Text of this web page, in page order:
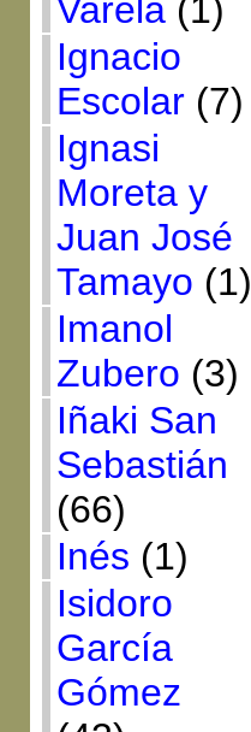
Varela(1)
Ignacio
Escolar(7)
Ignasi
Moreta y
Juan José
Tamayo (1)
Imanol
Zubero (3)
Iñaki San
Sebastián
(66)
Inés (1)
Isidoro
García
Gómez